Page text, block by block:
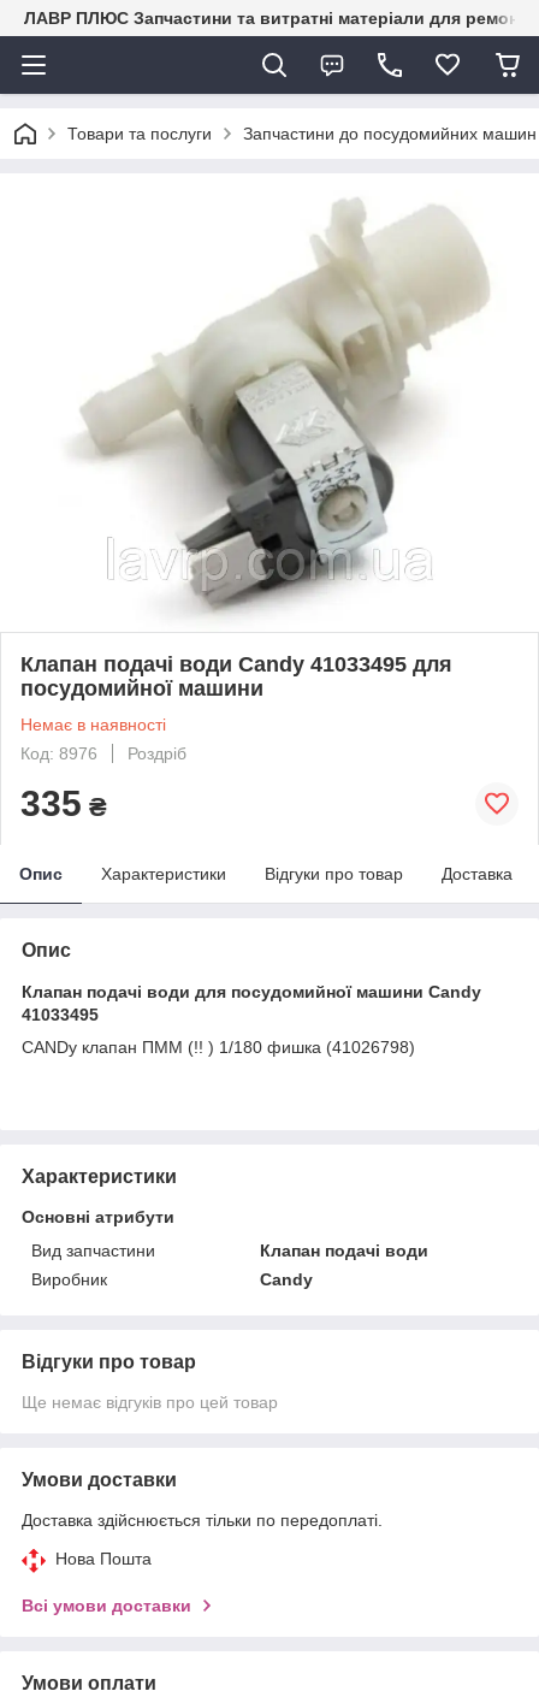
ЛАВР ПЛЮС Запчастини та витратні матеріали для ремонту
Товари та послуги Запчастини до посудомийних
Клапан подачі води Candy 41033495 для
посудомийної машини
Немає в наявності
Код: 8976
Роздріб
335 ₴
Опис Характеристики Відгуки про товар Доставка
Опис
Клапан подачі води для посудомийної машини Candy
41033495
CANDy клапан ПММ (!! ) 1/180 фишка (41026798)
Характеристики
Основні атрибути
Вид запчастини
Клапан подачі води
Виробник
Candy
Відгуки про товар
Ще немає відгуків про цей товар
Умови доставки
Доставка здійснюється тільки по передоплаті.
Нова Пошта
Всі умови доставки
Умови оплати